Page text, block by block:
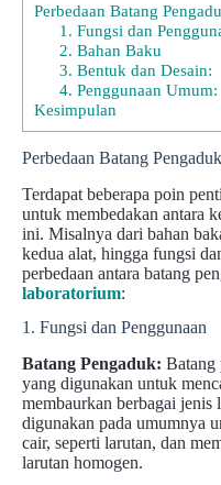
Perbedaan Batang
1. Fungsi dan
2. Bahan Baku
3. Bentuk dan Desain:
4. Penggunaan Umum:
Kesimpulan
Perbedaan Batang
Terdapat beberapa poin
untuk membedakan antara
ini. Misalnya dari bahan
kedua alat, hingga fungsi
perbedaan antara batang
laboratorium:
1. Fungsi dan Penggunaan
Batang Pengaduk: Batang
yang digunakan untuk
membaurkan berbagai jenis
digunakan pada umumnya
cair, seperti larutan, dan
larutan homogen.